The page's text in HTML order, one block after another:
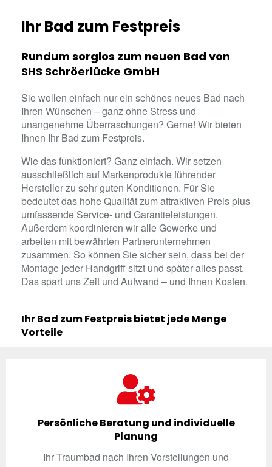
Ihr Bad zum Festpreis
Rundum sorglos zum neuen Bad von
SHS Schröerlücke GmbH
Sie wollen einfach nur ein schönes neues Bad nach
Ihren Wünschen – ganz ohne Stress und
unangenehme Überraschungen? Gerne! Wir bieten
Ihnen Ihr Bad zum Festpreis.
Wie das funktioniert? Ganz einfach. Wir setzen
ausschließlich auf Markenprodukte führender
Hersteller zu sehr guten Konditionen. Für Sie
bedeutet das hohe Qualität zum attraktiven Preis plus
umfassende Service- und Garantieleistungen.
Außerdem koordinieren wir alle Gewerke und
arbeiten mit bewährten Partnerunternehmen
zusammen. So können Sie sicher sein, dass bei der
Montage jeder Handgriff sitzt und später alles passt.
Das spart uns Zeit und Aufwand – und Ihnen Kosten.
Ihr Bad zum Festpreis bietet jede Menge
Vorteile
Persönliche Beratung und individuelle
Planung
Ihr Traumbad nach Ihren Vorstellungen und